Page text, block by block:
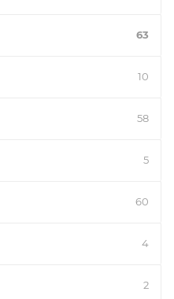
63
10
58
5
60
4
2